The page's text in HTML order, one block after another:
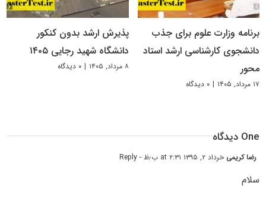
برنامه وزارت علوم برای جذب
دانشجوی کارشناسی ارشد استاد
محور
۱۷ مرداد, ۱۴۰۵ | ۰ دیدگاه
پذیرش ارشد بدون کنکور
دانشگاه شهید رجایی ۱۴۰۵
۸ مرداد, ۱۴۰۵ | ۰ دیدگاه
One دیدگاه
رضا کریمی خرداد ۲, ۱۳۹۵ at ۲:۳۱ ب٫ظ - Reply
سلام